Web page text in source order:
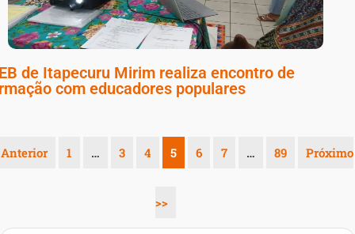
de Itapecuru Mirim realiza encontro de
com educadores populares
Anterior 1 … 3 4 5 6 7 … 89 Próximo
>>